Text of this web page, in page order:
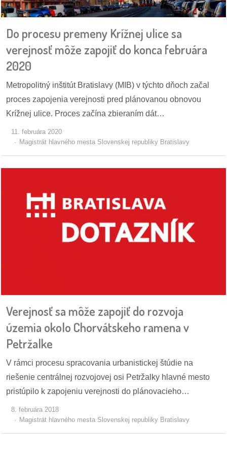
pozvánky
Historický
kalendár
zákony
mestské
časti
kauzy
pripomienkové
odkazy
z
médií
vychádzky
/
Do procesu premeny Krížnej ulice sa
verejnosť môže zapojiť do konca februára
2020
Metropolitný inštitút Bratislavy (MIB) v týchto dňoch začal
proces zapojenia verejnosti pred plánovanou obnovou
Krížnej ulice. Proces začína zbieraním dát…
11. februára 2020
Magistrát hlavného mesta Slovenskej republiky Bratislavy
Verejnosť sa môže zapojiť do rozvoja
územia okolo Chorvátskeho ramena v
Petržalke
V rámci procesu spracovania urbanistickej štúdie na
riešenie centrálnej rozvojovej osi Petržalky hlavné mesto
pristúpilo k zapojeniu verejnosti do plánovacieho…
8. februára 2018
Magistrát hlavného mesta Slovenskej republiky Bratislavy